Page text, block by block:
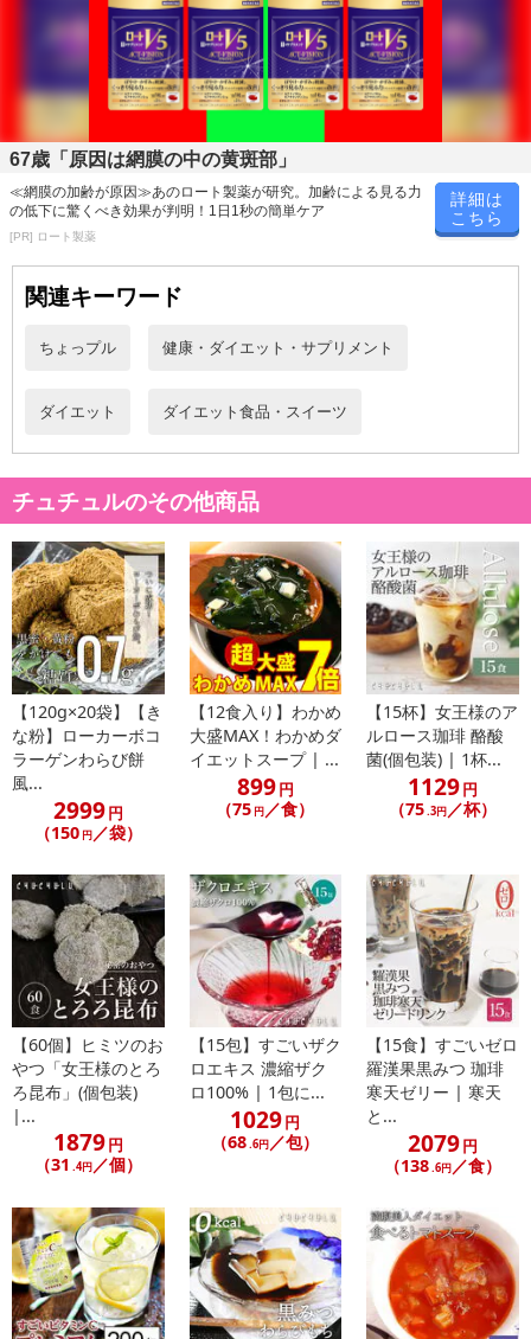
ロリーの【羅漢果黒みつ】
そのくせビタミンミネラルやマグネシウムなどが豊富なすごい甘味
料なんです！
ポートアイテムとしても◎
・賞味期限：製造より60日
・原産国（最終加工地）：日本
・原材料/材質/素材：エリスリトール、羅漢果抽出粉末、食塩 /カラ
メル色素、香料、増粘多糖類、pH調整剤、 甘味料(スクラロース、
アセスルファムK)
・お召し上がり方：袋から出してそのままお召し上がりください
・その他商品仕様：直射日光、高温多湿を避けて保存して下さい
注意事項
【賞味・消費期限のある商品について】
商品到着時点でのお日持ち期間は、配送日数などにより異なります
のでご了承ください。
【キャンセルについて】
※お申込み後のキャンセルはお受けできません。
記載されている内容を必ずご確認いただき、お届けする商品セット
にご納得いただきましたうえでお申し込みください。
※パッケージ変更や商品リニューアル（成分など含む）等により、
参考の掲載画像や画像内のバーコードなど、お届け商品と多少異な
る場合がございます。
また、[新たな加工食品の原料原産地表示制度]の経過措置期間の終
了により、商品詳細内に記載の原産国・原材料の表記が旧表記の場
合がございます。
あらかじめご了承いただいた上でお申込みください。なお、本理由
【お支払いについて】
※お支払い方法は、電話料金合算払い、クレジットカード払い、dポ
イントがご利用いただけます。
67歳「原因は網膜の中の黄斑部」
≪網膜の加齢が原因≫あのロート製薬が研究。加齢による見る力
の低下に驚くべき効果が判明！1日1秒の簡単ケア
[PR] ロート製薬
詳細は
こちら
関連キーワード
ちょっプル 健康・ダイエット・サプリメント
ダイエット ダイエット食品・スイーツ
チュチュルのその他商品
【120g×20袋】【き
な粉】ローカーボコ
ラーゲンわらび餅
風...
2999円
（150 円／袋）
【12食入り】わかめ
大盛MAX！わかめダ
イエットスープ | ...
899円
（75 円／食）
【15杯】女王様のア
ルロース珈琲 酪酸
菌(個包装) | 1杯...
1129円
（75.3円／杯）
【60個】ヒミツのお
やつ「女王様のとろ
ろ昆布」(個包装)
|...
1879円
（31 .4円／個）
【15包】すごいザク
ロエキス 濃縮ザク
ロ100% | 1包に...
1029円
（68.6円 ／包）
【15食】すごいゼロ
羅漢果黒みつ 珈琲
寒天ゼリー | 寒天
と...
2079円
（138.6円 ／食）